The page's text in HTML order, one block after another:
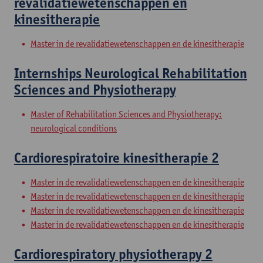
kinesitherapie
Master in de revalidatiewetenschappen en de kinesitherapie
Internships Neurological Rehabilitation
Sciences and Physiotherapy
Master of Rehabilitation Sciences and Physiotherapy:
neurological conditions
Cardiorespiratoire kinesitherapie 2
Master in de revalidatiewetenschappen en de kinesitherapie
Master in de revalidatiewetenschappen en de kinesitherapie
Master in de revalidatiewetenschappen en de kinesitherapie
Master in de revalidatiewetenschappen en de kinesitherapie
Cardiorespiratory physiotherapy 2